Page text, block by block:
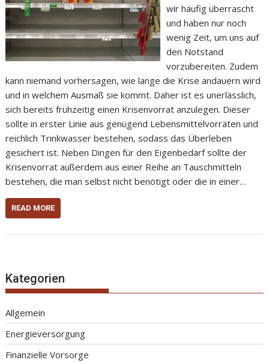
wir häufig überrascht
und haben nur noch
wenig Zeit, um uns auf
den Notstand
vorzubereiten. Zudem
kann niemand vorhersagen, wie lange die Krise andauern wird
und in welchem Ausmaß sie kommt. Daher ist es unerlässlich,
sich bereits frühzeitig einen Krisenvorrat anzulegen. Dieser
sollte in erster Linie aus genügend Lebensmittelvorräten und
reichlich Trinkwasser bestehen, sodass das Überleben
gesichert ist. Neben Dingen für den Eigenbedarf sollte der
Krisenvorrat außerdem aus einer Reihe an Tauschmitteln
bestehen, die man selbst nicht benötigt oder die in einer…
READ MORE
Kategorien
Allgemein
Energieversorgung
Finanzielle Vorsorge